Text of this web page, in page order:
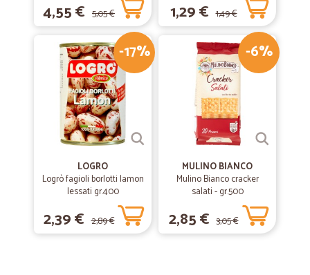
4,55 € 5,05 € 1,29 € 1,49 €
-17%
LOGRO
Logrò fagioli borlotti lamon
lessati gr.400
2,39 € 2,89 €
-6%
MULINO BIANCO
Mulino Bianco cracker
salati - gr.500
2,85 € 3,05 €